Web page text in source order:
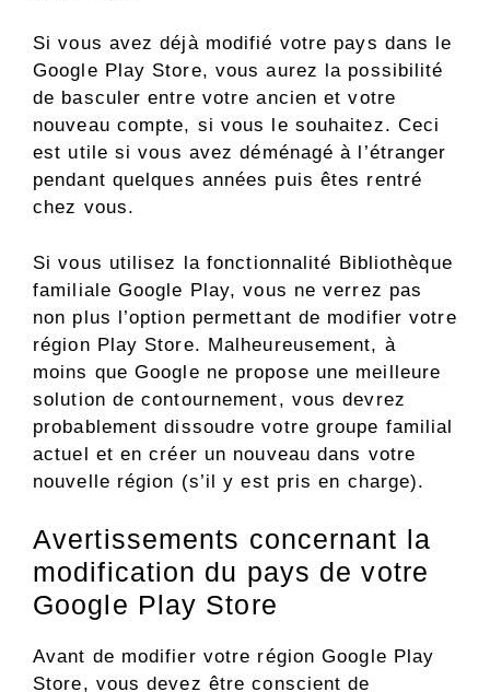
Si vous avez déjà modifié votre pays dans le
Google Play Store, vous aurez la possibilité
de basculer entre votre ancien et votre
nouveau compte, si vous le souhaitez. Ceci
est utile si vous avez déménagé à l’étranger
pendant quelques années puis êtes rentré
chez vous.
Si vous utilisez la fonctionnalité Bibliothèque
familiale Google Play, vous ne verrez pas
non plus l’option permettant de modifier votre
région Play Store. Malheureusement, à
moins que Google ne propose une meilleure
solution de contournement, vous devrez
probablement dissoudre votre groupe familial
actuel et en créer un nouveau dans votre
nouvelle région (s’il y est pris en charge).
Avertissements concernant la
modification du pays de votre
Google Play Store
Avant de modifier votre région Google Play
Store, vous devez être conscient de